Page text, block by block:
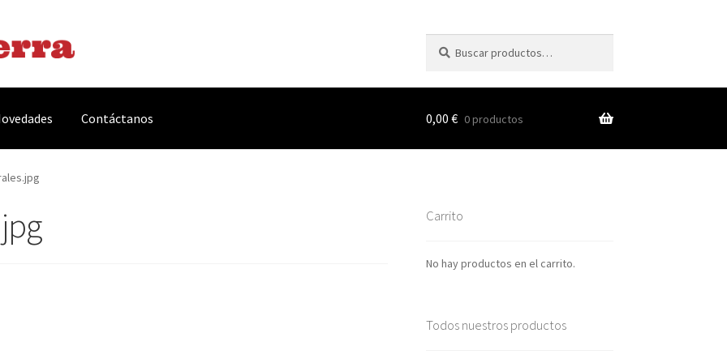
por:
Contáctanos
Carnes y Embutidos
Complementos y Servicios
0,00 € 0 productos
Carrito
No hay productos en el carrito.
Todos nuestros productos